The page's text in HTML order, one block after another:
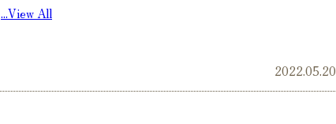
...View All
2022.05.20